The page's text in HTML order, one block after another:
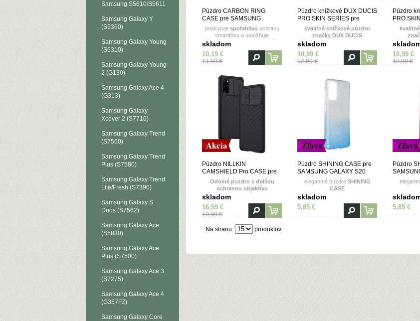
Samsung S5610/S5611
Samsung Galaxy Y
(S5360)
Samsung Galaxy Young
(S6310)
Samsung Galaxy Young
2 (G130)
Samsung Galaxy Ace 4
(G313)
Samsung Galaxy
Xcover 2 (S7710)
Samsung Galaxy Trend
(S7560)
Samsung Galaxy Trend
Plus (S7580)
Samsung Galaxy Trend
Lite/Fresh (S7390)
Samsung Galaxy S
Duos (S7562)
Samsung Galaxy Ace
(S5830)
Samsung Galaxy Ace
Plus (S7500)
Samsung Galaxy Ace 3
(S7275)
Samsung Galaxy Ace 4
(G357FZ)
Samsung Galaxy Core
Púzdro CARBON RING
CASE pre SAMSUNG
GALAXY S20 - čierne
poskytuje spoľahlivú ochranu
smartfónu a umožňuje
upevnenie na
držiak
skladom
10,19 €
11,99 €
Púzdro knižkové DUX DUCIS
PRO SKIN SERIES pre
SAMSUNG GALAXY S20 -
modré
kvalitné knižkové púzdro
značky DUX DUCIS
skladom
10,99 €
12,99 €
Púzdro
PRO
ružové
10,99 €
12,99 €
Akcia
Púzdro NILLKIN
CAMSHIELD Pro CASE pre
SAMSUNG GALAXY S20 -
čierne
Odolné puzdro s ďalšou
ochranou objektívu
fotoaparátu
skladom
16,59 €
19,99 €
Zľava
Púzdro SHINING CASE pre
SAMSUNG GALAXY S20
(G980F) - modro strieborné
elegantné púzdro SHINING
CASE
skladom
5,85 €
Zľava
Púzdro
(G980F)
5,85 €
Na stranu: produktov.